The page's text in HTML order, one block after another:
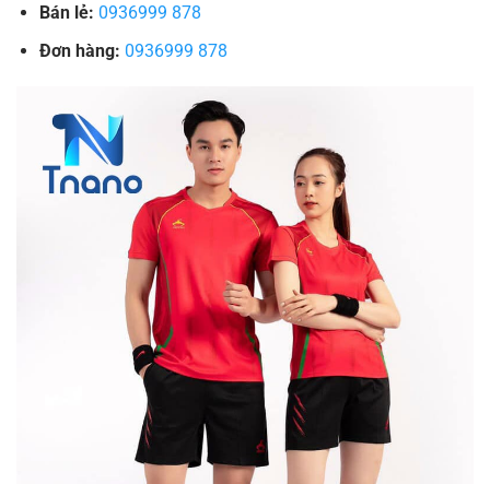
Bán lẻ: 0936999 878
Đơn hàng: 0936999 878